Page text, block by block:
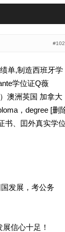
单,制造西班牙学
学位证Q薇
澳洲英国 加拿大
，degree [删
书、囯外真实学位
发展，考公务
信心十足！